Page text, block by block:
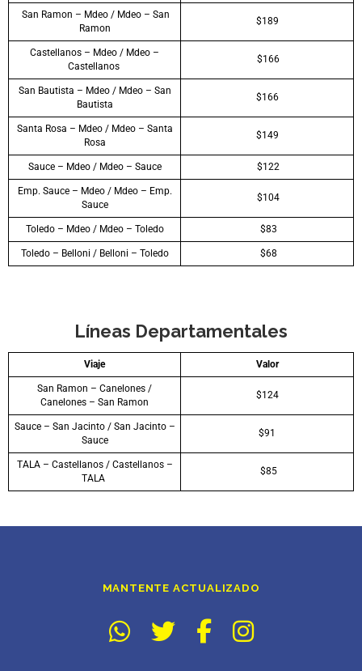
San Ramon – Mdeo / Mdeo – San
Ramon
$189
Castellanos – Mdeo / Mdeo –
Castellanos
$166
San Bautista – Mdeo / Mdeo – San
Bautista
$166
Santa Rosa – Mdeo / Mdeo – Santa
Rosa
$149
Sauce – Mdeo / Mdeo – Sauce $122
Emp. Sauce – Mdeo / Mdeo – Emp.
Sauce
$104
Toledo – Mdeo / Mdeo – Toledo $83
Toledo – Belloni / Belloni – Toledo $68
Líneas Departamentales
Viaje Valor
San Ramon – Canelones /
Canelones – San Ramon
$124
Sauce – San Jacinto / San Jacinto –
Sauce
$91
TALA – Castellanos / Castellanos –
TALA
$85
MANTENTE ACTUALIZADO